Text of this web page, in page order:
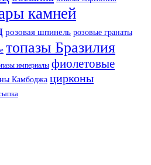
камней
розовая шпинель розовые гранаты
топазы Бразилия
империалы фиолетовые
Камбоджа цирконы